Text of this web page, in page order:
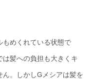
もめくれている状態で
髪への負担も大きくキ
。しかしGメシアは髪を